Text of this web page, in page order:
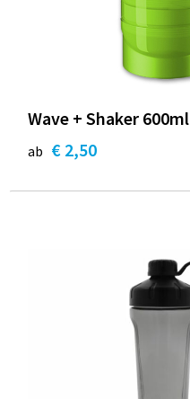
Wave + Shaker 600ml
ab € 2,50